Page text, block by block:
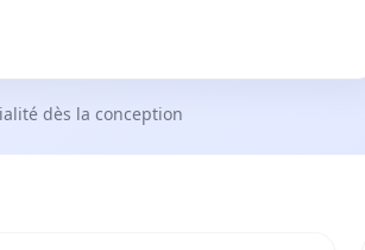
dès la conception